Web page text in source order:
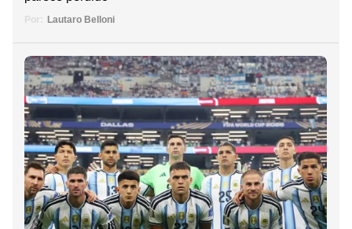
Por: Lautaro Belloni